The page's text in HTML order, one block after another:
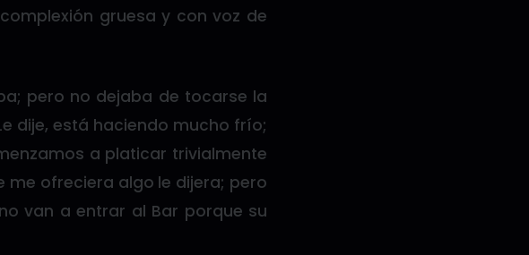
gruesa y con voz de
pero no dejaba de tocarse la
dije, está haciendo mucho frío;
a platicar trivialmente
me ofreciera algo le dijera; pero
van a entrar al Bar porque su